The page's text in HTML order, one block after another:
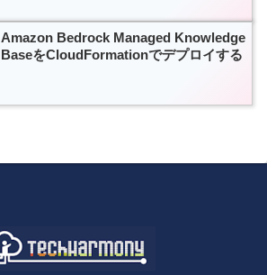
Amazon Bedrock Managed Knowledge
BaseをCloudFormationでデプロイする